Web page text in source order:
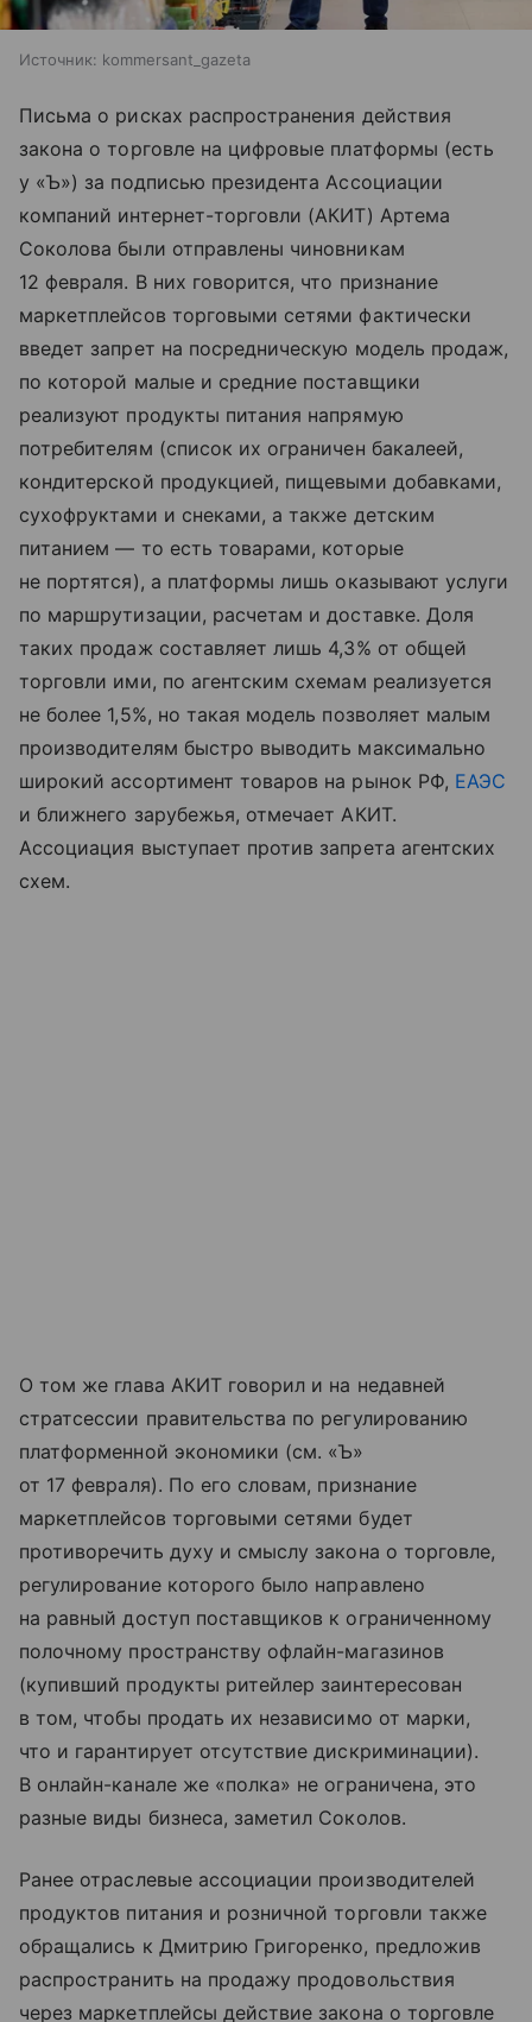
Источник: kommersant_gazeta
Письма о рисках распространения действия
закона о торговле на цифровые платформы (есть
у «Ъ») за подписью президента Ассоциации
компаний интернет-торговли (АКИТ) Артема
Соколова были отправлены чиновникам
12 февраля. В них говорится, что признание
маркетплейсов торговыми сетями фактически
введет запрет на посредническую модель продаж,
по которой малые и средние поставщики
реализуют продукты питания напрямую
потребителям (список их ограничен бакалеей,
кондитерской продукцией, пищевыми добавками,
сухофруктами и снеками, а также детским
питанием — то есть товарами, которые
не портятся), а платформы лишь оказывают услуги
по маршрутизации, расчетам и доставке. Доля
таких продаж составляет лишь 4,3% от общей
торговли ими, по агентским схемам реализуется
не более 1,5%, но такая модель позволяет малым
производителям быстро выводить максимально
широкий ассортимент товаров на рынок РФ, ЕАЭС
и ближнего зарубежья, отмечает АКИТ.
Ассоциация выступает против запрета агентских
схем.
О том же глава АКИТ говорил и на недавней
стратсессии правительства по регулированию
платформенной экономики (см. «Ъ»
от 17 февраля). По его словам, признание
маркетплейсов торговыми сетями будет
противоречить духу и смыслу закона о торговле,
регулирование которого было направлено
на равный доступ поставщиков к ограниченному
полочному пространству офлайн-магазинов
(купивший продукты ритейлер заинтересован
в том, чтобы продать их независимо от марки,
что и гарантирует отсутствие дискриминации).
В онлайн-канале же «полка» не ограничена, это
разные виды бизнеса, заметил Соколов.
Ранее отраслевые ассоциации производителей
продуктов питания и розничной торговли также
обращались к Дмитрию Григоренко, предложив
распространить на продажу продовольствия
через маркетплейсы действие закона о торговле